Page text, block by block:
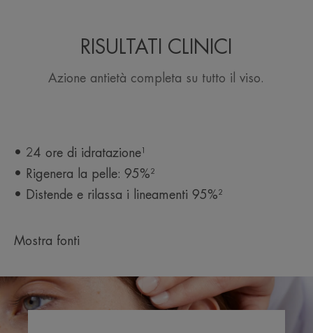
Fragranza delicata e floreale
RISULTATI CLINICI
Azione antietà completa su tutto il viso.
• 24 ore di idratazione¹
• Rigenera la pelle: 95%²
• Distende e rilassa i lineamenti 95%²
Mostra fonti